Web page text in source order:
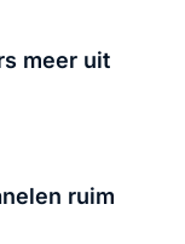
meer uit
ruim